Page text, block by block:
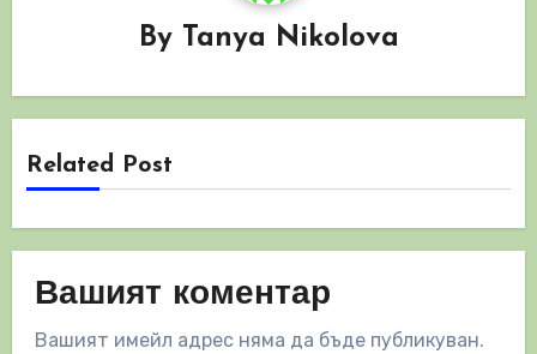
By Tanya Nikolova
Related Post
Вашият коментар
Вашият имейл адрес няма да бъде публикуван.